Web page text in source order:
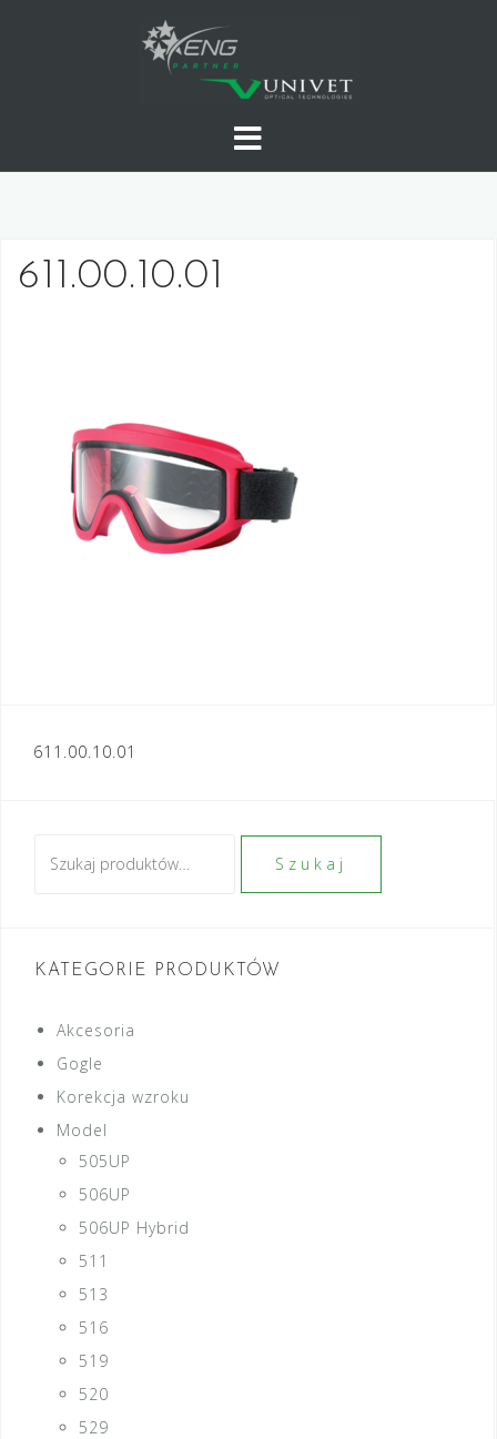
611.00.10.01
Nawigacja
611.00.10.01
Szukaj
KATEGORIE PRODUKTÓW
Akcesoria
Gogle
Korekcja wzroku
Model
505UP
506UP
506UP Hybrid
511
513
516
519
520
529